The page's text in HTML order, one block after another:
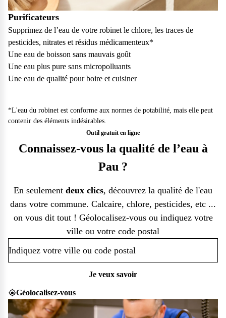
Purificateurs
Supprimez de l’eau de votre robinet le chlore, les traces de
pesticides, nitrates et résidus médicamenteux*
Une eau de boisson sans mauvais goût
Une eau plus pure sans micropolluants
Une eau de qualité pour boire et cuisiner
*L'eau du robinet est conforme aux normes de potabilité, mais elle peut
contenir des éléments indésirables.
Outil gratuit en ligne
Connaissez-vous la qualité de l’eau à
Pau ?
En seulement deux clics, découvrez la qualité de l'eau
dans votre commune. Calcaire, chlore, pesticides, etc ...
on vous dit tout ! Géolocalisez-vous ou indiquez votre
ville ou votre code postal
Je veux savoir
Géolocalisez-vous